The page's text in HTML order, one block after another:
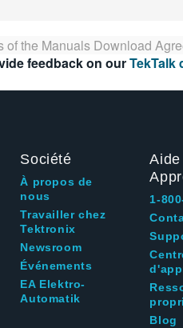
of the Manuals Download
feedback on ourTekTalk
Société
À propos de
nous
Travailler chez
Tektronix
Newsroom
Événements
EA Elektro-
Automatik
1-
Blog